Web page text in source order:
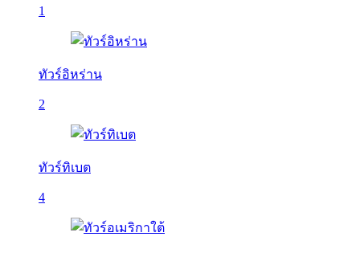
1
ทัวร์อิหร่าน
2
ทัวร์ทิเบต
4